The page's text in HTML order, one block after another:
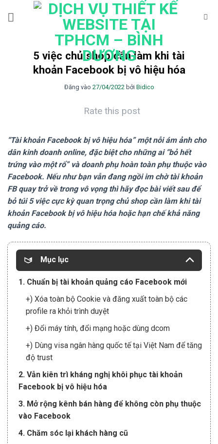
5 việc chủ shop cần làm khi tài
khoản Facebook bị vô hiệu hóa
Đăng vào 27/04/2022 bởi Bidico
Rate this post
“Tài khoản Facebook bị vô hiệu hóa” một nỗi ám ảnh cho
dân kinh doanh online, đặc biệt cho những ai “bỏ hết
trứng vào một rổ” và doanh phụ hoàn toàn phụ thuộc vào
Facebook. Nếu như bạn vẫn đang ngồi im chờ tài khoản
FB quay trở về trong vô vọng thì hãy đọc bài viết sau để
bỏ túi 5 việc cực kỳ quan trọng chủ shop cần làm khi tài
khoản Facebook bị vô hiệu hóa hoặc hạn chế khả năng
quảng cáo.
Mục lục
1. Chuẩn bị tài khoản quảng cáo Facebook mới
+) Xóa toàn bộ Cookie và đăng xuất toàn bộ các
profile ra khỏi trình duyệt
+) Đổi máy tính, đổi mạng hoặc dùng dcom
+) Dùng visa ngân hàng quốc tế tại Việt Nam để tăng
độ trust
2. Vẫn kiên trì kháng nghị khôi phục tài khoản
Facebook bị vô hiệu hóa
3. Mở rộng kênh bán hàng để không còn phụ thuộc
vào Facebook
4. Chăm sóc lại khách hàng cũ